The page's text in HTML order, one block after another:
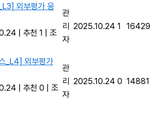
외부평가 응
| 추천 1 | 조
관
리
자
2025.10.24 1 16429
_L4] 외부평가
| 추천 0 | 조
관
리
자
2025.10.24 0 14881